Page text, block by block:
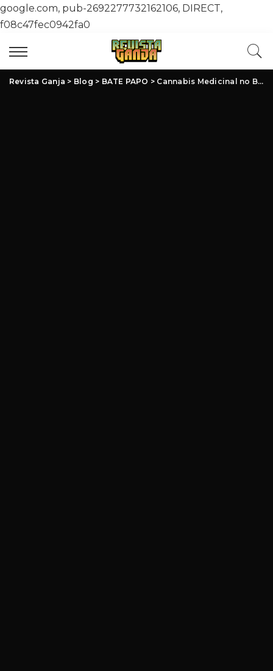
google.com, pub-2692277732162106, DIRECT,
f08c47fec0942fa0
Revista Ganja > Blog > BATE PAPO > Cannabis Medicinal no Brasil: Avanços, Desafios e Oportunidades